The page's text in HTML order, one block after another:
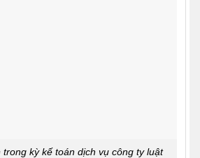
trong kỳ kế toán dịch vụ công ty luật